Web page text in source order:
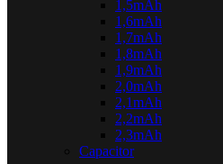
1,5mAh
1,6mAh
1,7mAh
1,8mAh
1,9mAh
2,0mAh
2,1mAh
2,2mAh
2,3mAh
Capacitor